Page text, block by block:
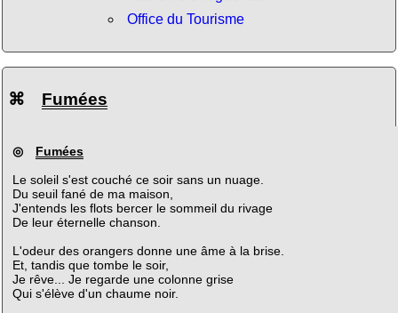
Office du Tourisme
⌘ Fumées
◎ Fumées
Le soleil s'est couché ce soir sans un nuage.
Du seuil fané de ma maison,
J'entends les flots bercer le sommeil du rivage
De leur éternelle chanson.
L'odeur des orangers donne une âme à la brise.
Et, tandis que tombe le soir,
Je rêve... Je regarde une colonne grise
Qui s'élève d'un chaume noir.